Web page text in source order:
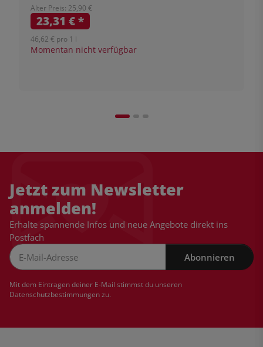
Alter Preis: 25,90 €
23,31 €*
46,62 € pro 1 l
Momentan nicht verfügbar
Jetzt zum Newsletter
anmelden!
Erhalte spannende Infos und neue Angebote direkt ins
Postfach
Abonnieren
Mit dem Eintragen deiner E-Mail stimmst du unseren
Datenschutzbestimmungenzu.